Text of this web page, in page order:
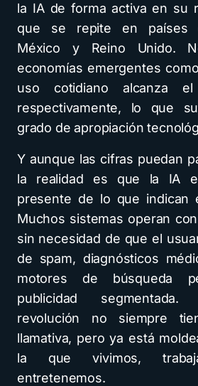
la IA de forma activa en su
que se repite en países
México y Reino Unido.
economías emergentes
uso cotidiano alcanza
respectivamente, lo que
grado de apropiación
Y aunque las cifras puedan
la realidad es que la IA
presente de lo que indican
Muchos sistemas operan
sin necesidad de que el
de spam, diagnósticos
motores de búsqueda
publicidad
revolución no siempre
llamativa, pero ya está
la que vivimos,
entretenemos.